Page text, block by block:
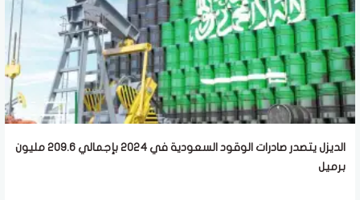
الديزل يتصدر صادرات الوقود السعودية في 2024 بإجمالي 209.6 مليون
برميل